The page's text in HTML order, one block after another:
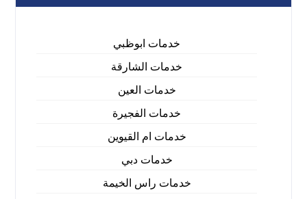
خدمات ابوظبي
خدمات الشارقة
خدمات العين
خدمات الفجيرة
خدمات ام القيوين
خدمات دبي
خدمات راس الخيمة